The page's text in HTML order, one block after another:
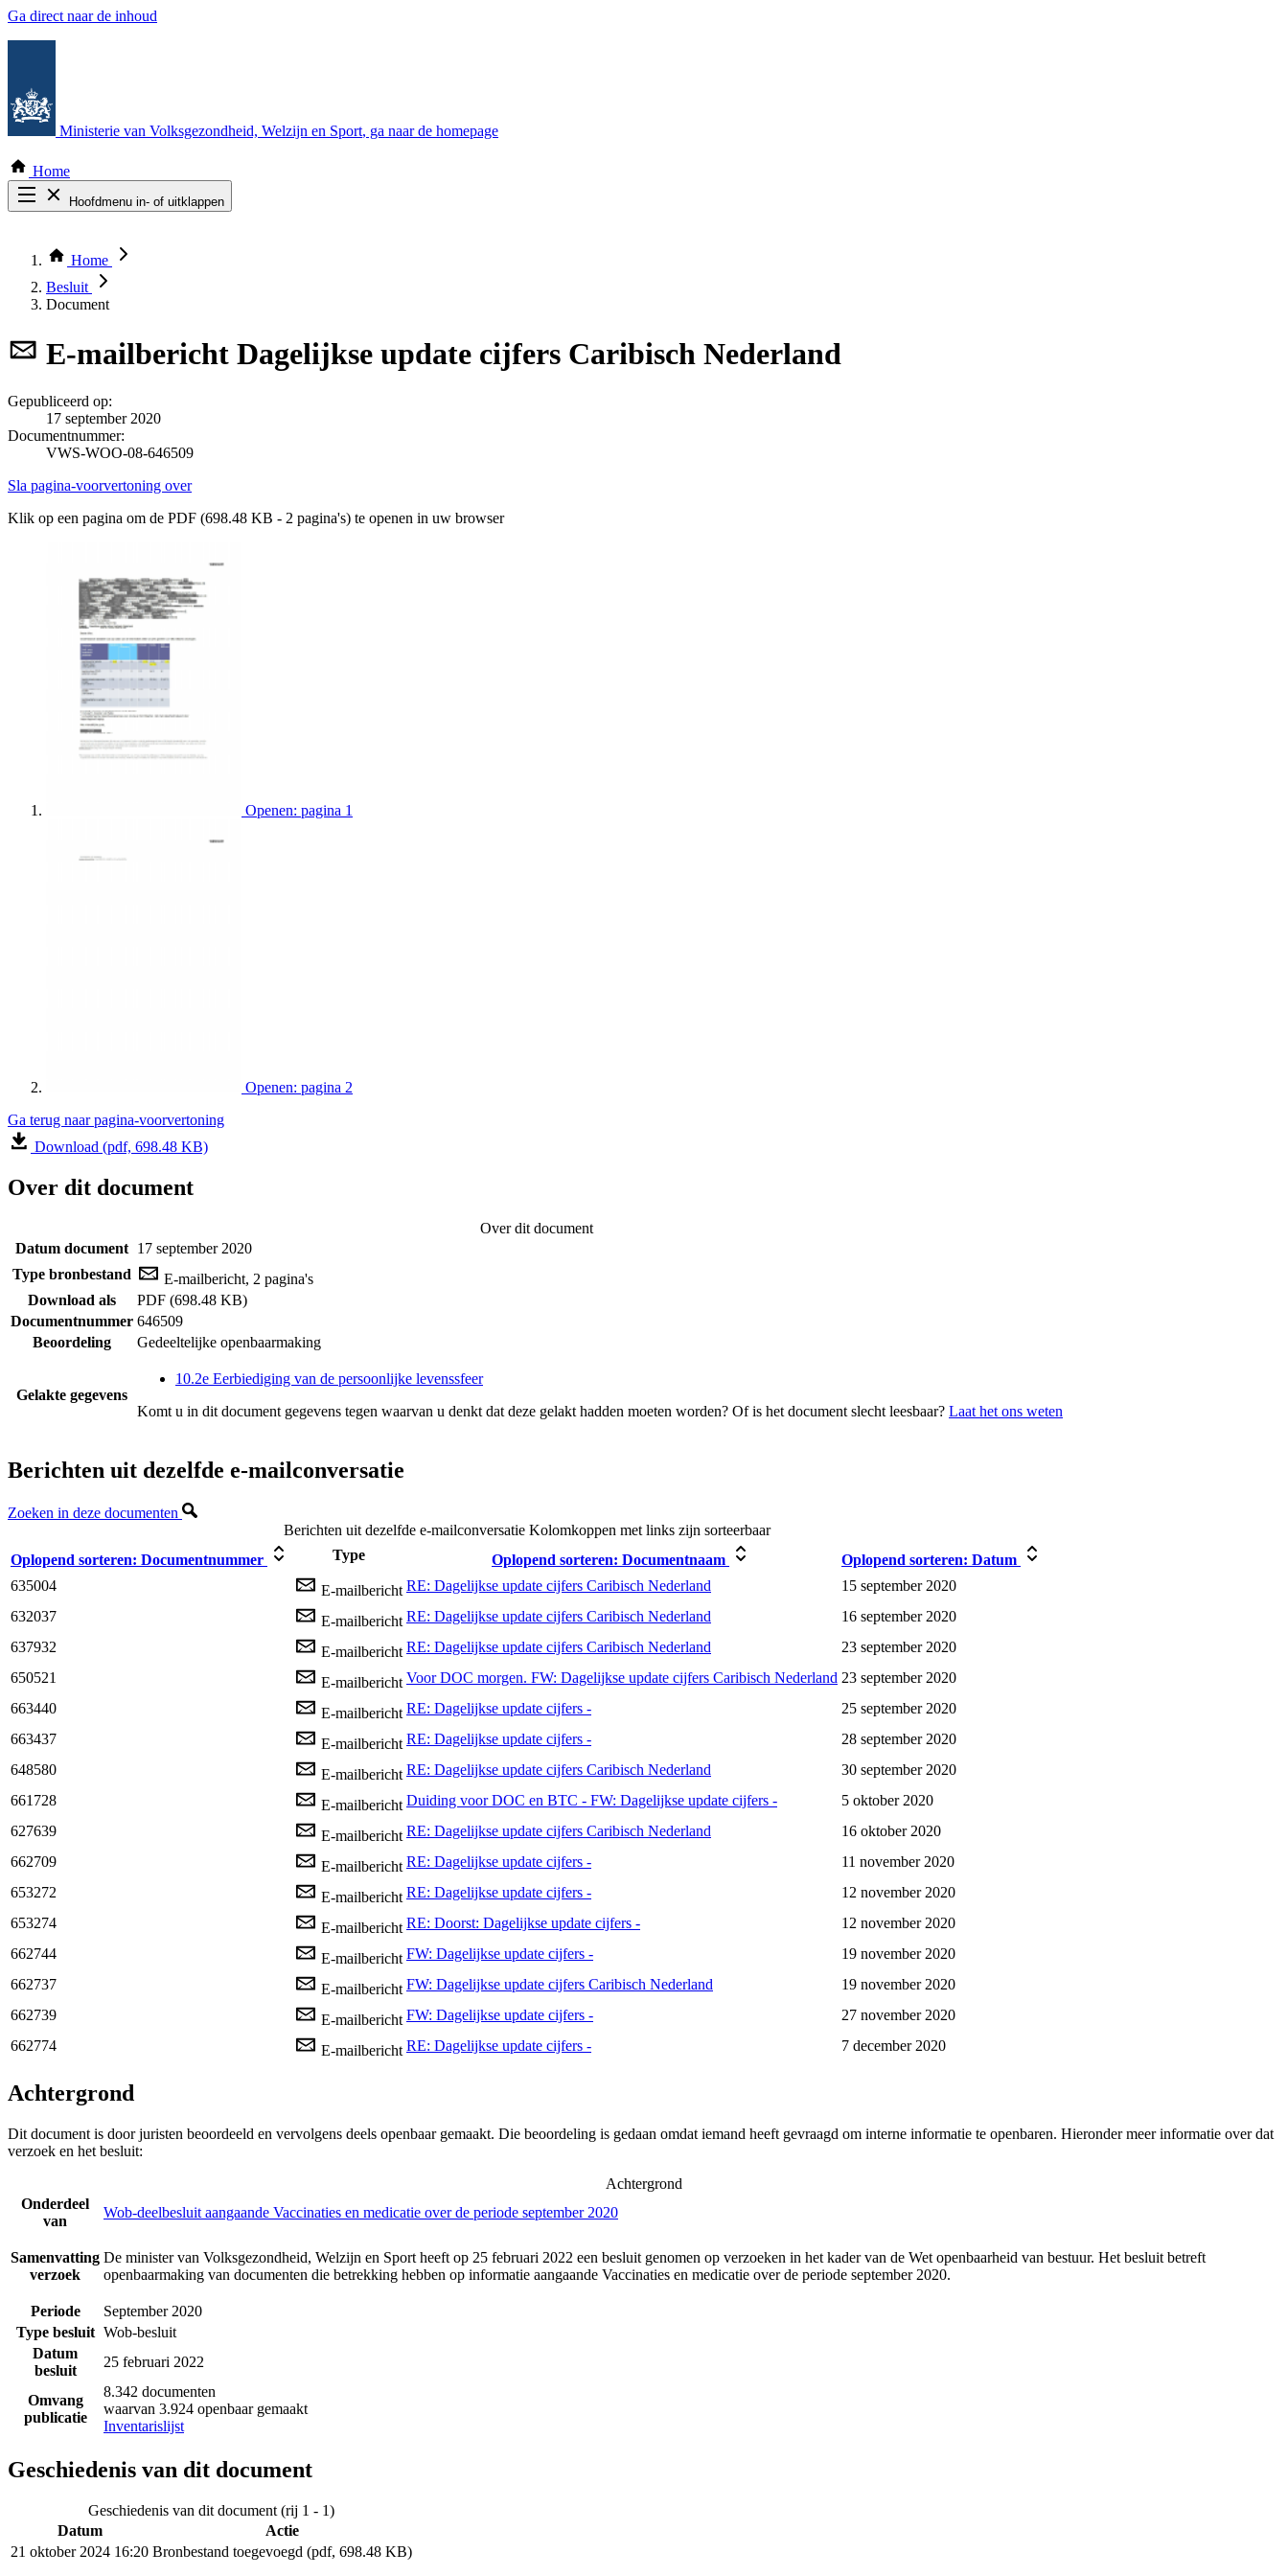
Ga direct naar de inhoud
Ministerie van Volksgezondheid, Welzijn en Sport, ga naar de homepage
Home
Hoofdmenu in- of uitklappen
Thema COVID-19
Bekijk per bestuursorgaan
Home
Besluit
Document
E-mailbericht Dagelijkse update cijfers Caribisch Nederland
Gepubliceerd op:
17 september 2020
Documentnummer:
VWS-WOO-08-646509
Sla pagina-voorvertoning over
Klik op een pagina om de PDF (698.48 KB - 2 pagina's) te openen in uw browser
Openen: pagina 1
Openen: pagina 2
Ga terug naar pagina-voorvertoning
Download (pdf, 698.48 KB)
Over dit document
Over dit document
Datum document 17 september 2020
Type bronbestand
E-mailbericht, 2 pagina's
Download als
PDF (698.48 KB)
Documentnummer 646509
Beoordeling
Gedeeltelijke openbaarmaking
Gelakte gegevens
10.2e Eerbiediging van de persoonlijke levenssfeer
Komt u in dit document gegevens tegen waarvan u denkt dat deze gelakt hadden moeten worden? Of is het document slecht leesbaar? Laat het ons weten
Berichten uit dezelfde e-mailconversatie
Zoeken in deze documenten
Berichten uit dezelfde e-mailconversatie Kolomkoppen met links zijn sorteerbaar
Oplopend sorteren: Documentnummer Type Oplopend sorteren: Documentnaam Oplopend sorteren: Datum
635004
E-mailbericht RE: Dagelijkse update cijfers Caribisch Nederland
15 september 2020
632037
E-mailbericht RE: Dagelijkse update cijfers Caribisch Nederland
16 september 2020
637932
E-mailbericht RE: Dagelijkse update cijfers Caribisch Nederland
23 september 2020
650521
E-mailbericht Voor DOC morgen. FW: Dagelijkse update cijfers Caribisch Nederland 23 september 2020
663440
E-mailbericht RE: Dagelijkse update cijfers -
25 september 2020
663437
E-mailbericht RE: Dagelijkse update cijfers -
28 september 2020
648580
E-mailbericht RE: Dagelijkse update cijfers Caribisch Nederland
30 september 2020
661728
E-mailbericht Duiding voor DOC en BTC - FW: Dagelijkse update cijfers -
5 oktober 2020
627639
E-mailbericht RE: Dagelijkse update cijfers Caribisch Nederland
16 oktober 2020
662709
E-mailbericht RE: Dagelijkse update cijfers -
11 november 2020
653272
E-mailbericht RE: Dagelijkse update cijfers -
12 november 2020
653274
E-mailbericht RE: Doorst: Dagelijkse update cijfers -
12 november 2020
662744
E-mailbericht FW: Dagelijkse update cijfers -
19 november 2020
662737
E-mailbericht FW: Dagelijkse update cijfers Caribisch Nederland
19 november 2020
662739
E-mailbericht FW: Dagelijkse update cijfers -
27 november 2020
662774
E-mailbericht RE: Dagelijkse update cijfers - 7 december 2020
Achtergrond
Dit document is door juristen beoordeeld en vervolgens deels openbaar gemaakt. Die beoordeling is gedaan omdat iemand heeft gevraagd om interne informatie te openbaren. Hieronder meer informatie over dat
verzoek en het besluit:
Achtergrond
Onderdeel
van
Wob-deelbesluit aangaande Vaccinaties en medicatie over de periode september 2020
Samenvatting
verzoek
De minister van Volksgezondheid, Welzijn en Sport heeft op 25 februari 2022 een besluit genomen op verzoeken in het kader van de Wet openbaarheid van bestuur. Het besluit betreft
openbaarmaking van documenten die betrekking hebben op informatie aangaande Vaccinaties en medicatie over de periode september 2020.
Periode
September 2020
Type besluit Wob-besluit
Datum
besluit
25 februari 2022
Omvang
publicatie
8.342 documenten
waarvan 3.924 openbaar gemaakt
Inventarislijst
Geschiedenis van dit document
Geschiedenis van dit document (rij 1 - 1)
Datum
Actie
21 oktober 2024 16:20 Bronbestand toegevoegd (pdf, 698.48 KB)